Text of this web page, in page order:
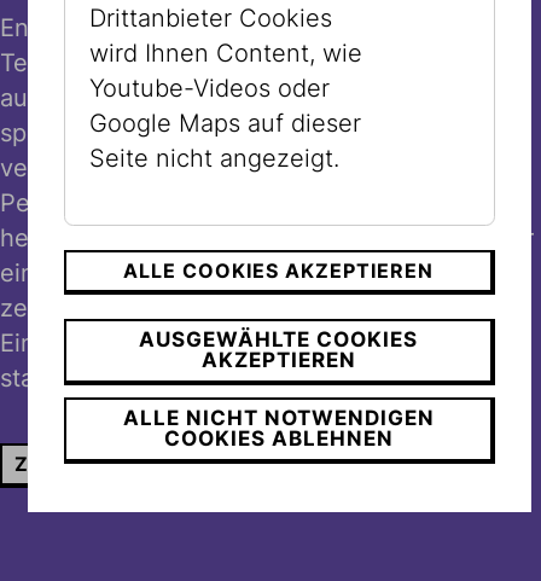
Entdecken Sie das Museum in Ihrem eigenen
Tempo – mit unserem kostenlosen Audioguide
auf Deutsch und Englisch. Erleben Sie
spannende Hintergrundgeschichten,
vertiefende Informationen und persönliche
Perspektiven zu den Ausstellungen. Für
hebräischsprachige Besucher*innen bieten wir
eine Highlights-Führung auf Hebräisch, die
zentrale Stationen des Museums beleuchtet.
Einfach vor Ort mit dem eigenen Smartphone
starten – ganz ohne zusätzliche Kosten.
ZU DEN AUDIOGUIDES
Drittanbieter Cookies
wird Ihnen Content, wie
Youtube-Videos oder
Google Maps auf dieser
Seite nicht angezeigt.
ALLE COOKIES AKZEPTIEREN
AUSGEWÄHLTE COOKIES
AKZEPTIEREN
ALLE NICHT NOTWENDIGEN
COOKIES ABLEHNEN